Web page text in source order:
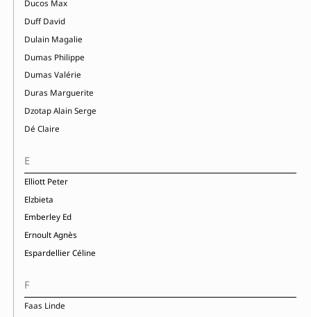
Ducos Max
Duff David
Dulain Magalie
Dumas Philippe
Dumas Valérie
Duras Marguerite
Dzotap Alain Serge
Dé Claire
E
Elliott Peter
Elzbieta
Emberley Ed
Ernoult Agnès
Espardellier Céline
F
Faas Linde